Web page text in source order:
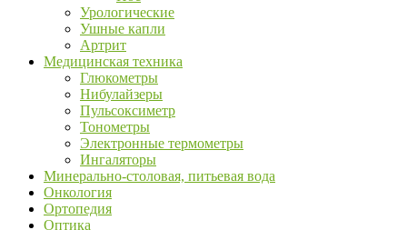
Урологические
Ушные капли
Артрит
Медицинская техника
Глюкометры
Нибулайзеры
Пульсоксиметр
Тонометры
Электронные термометры
Ингаляторы
Минерально-столовая, питьевая вода
Онкология
Ортопедия
Оптика